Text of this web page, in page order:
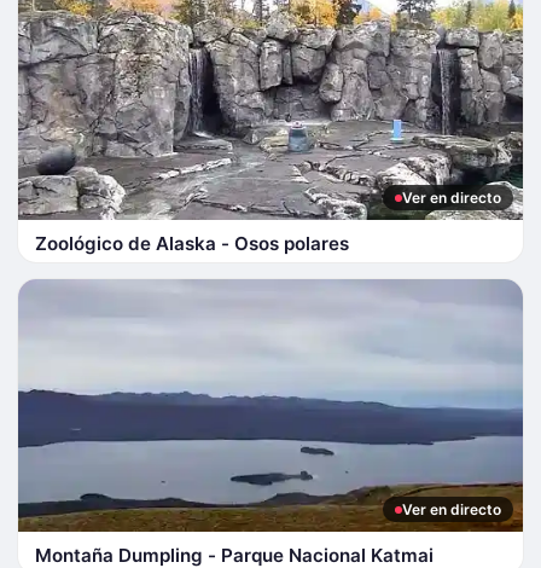
Ver en directo
Zoológico de Alaska - Osos polares
Ver en directo
Montaña Dumpling - Parque Nacional Katmai